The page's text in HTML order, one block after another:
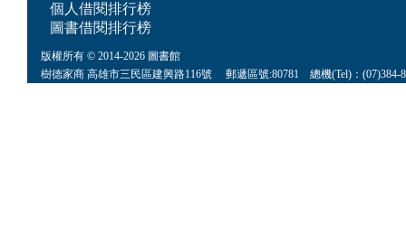
個人借閱排行榜
圖書借閱排行榜
版權所有 © 2014-2026 圖書館
樹德家商 高雄市三民區建興路116號 郵遞區號:80781 總機(Tel)：(07)384-